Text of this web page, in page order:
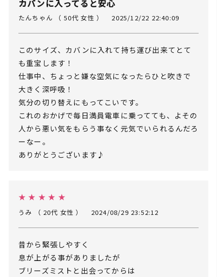
カバンに入ってると安心
たんちゃん （ 50代 女性 ） 2025/12/22 22:40:09
このサイズ、カバンに入れて持ち運び出来てとて
も重宝します！
仕事中、ちょっと嫌な空気になったらひと吹きで
大きく深呼吸！
気分の切り替えにもってこいです。
これのおかげで毎日満員電車に乗ってても、よその
人から悪い気をもらう事なく元気でいられるんだろ
ーなー。
ありがとうございます♪
★ ★ ★ ★ ★
うみ （ 20代 女性 ） 2024/08/29 23:52:12
昔から緊張しやすく
息が上がる事がありましたが
ブリーズミストと出会ってからは